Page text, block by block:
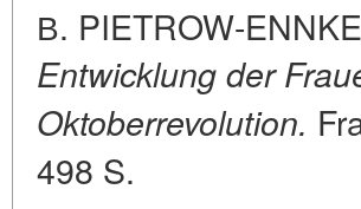
В. PIETROW-
Entwicklung der
Oktoberrevolution.
498 S.